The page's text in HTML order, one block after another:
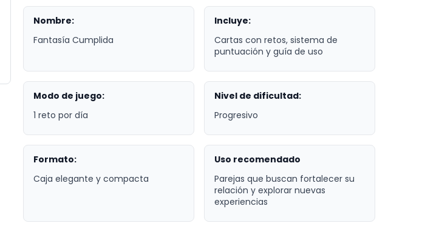
Nombre:
Fantasía Cumplida
Incluye:
Cartas con retos, sistema de
puntuación y guía de uso
Modo de juego:
1 reto por día
Nivel de dificultad:
Progresivo
Formato:
Caja elegante y compacta
Uso recomendado
Parejas que buscan fortalecer su
relación y explorar nuevas
experiencias